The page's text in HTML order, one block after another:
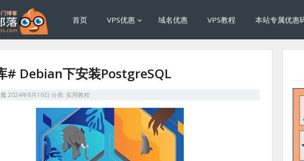
首页 VPS优惠 域名优惠 VPS教程 本站专属优惠
# Debian下安装PostgreSQL
2024年8月16日 分类: 实用教程